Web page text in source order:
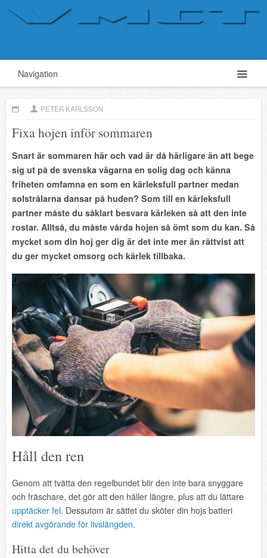
Navigation
PETER KARLSSON
Fixa hojen inför sommaren
Snart är sommaren här och vad är då härligare än att bege
sig ut på de svenska vägarna en solig dag och känna
friheten omfamna en som en kärleksfull partner medan
solstrålarna dansar på huden? Som till en kärleksfull
partner måste du såklart besvara kärleken så att den inte
rostar. Alltså, du måste vårda hojen så ömt som du kan. Så
mycket som din hoj ger dig är det inte mer än rättvist att
du ger mycket omsorg och kärlek tillbaka.
Håll den ren
Genom att tvätta den regelbundet blir den inte bara snyggare
och fräschare, det gör att den håller längre, plus att du lättare
upptäcker fel. Dessutom är sättet du sköter din hojs batteri
direkt avgörande för livslängden.
Hitta det du behöver